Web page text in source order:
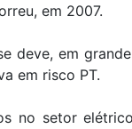
em 2007.
deve, em
em risco PT.
no setor